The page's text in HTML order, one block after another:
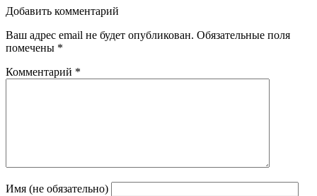
Добавить комментарий
Ваш адрес email не будет опубликован. Обязательные поля
помечены *
Комментарий *
Имя (не обязательно)